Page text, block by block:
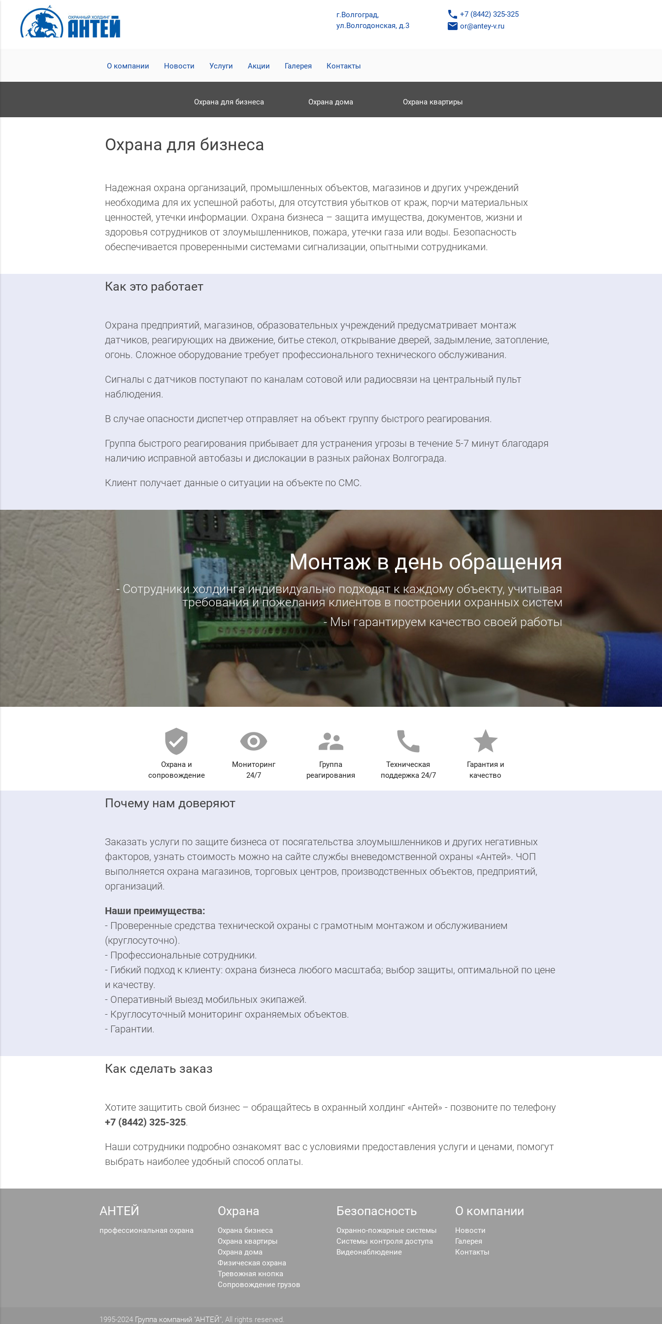
г.Волгоград,
ул.Волгодонская, д.3
phone +7 (8442) 325-325
email or@antey-v.ru
О компании Новости Услуги Акции Галерея Контакты
Охрана для бизнеса Охрана дома Охрана квартиры
Охрана для бизнеса
Надежная охрана организаций, промышленных объектов, магазинов и других учреждений
необходима для их успешной работы, для отсутствия убытков от краж, порчи материальных
ценностей, утечки информации. Охрана бизнеса – защита имущества, документов, жизни и
здоровья сотрудников от злоумышленников, пожара, утечки газа или воды. Безопасность
обеспечивается проверенными системами сигнализации, опытными сотрудниками.
Как это работает
Охрана предприятий, магазинов, образовательных учреждений предусматривает монтаж
датчиков, реагирующих на движение, битье стекол, открывание дверей, задымление, затопление,
огонь. Сложное оборудование требует профессионального технического обслуживания.
Сигналы с датчиков поступают по каналам сотовой или радиосвязи на центральный пульт
наблюдения.
В случае опасности диспетчер отправляет на объект группу быстрого реагирования.
Группа быстрого реагирования прибывает для устранения угрозы в течение 5-7 минут благодаря
наличию исправной автобазы и дислокации в разных районах Волгограда.
Клиент получает данные о ситуации на объекте по СМС.
Мгновенное реагирование на вызов
- В охранном холдинге «Антей» имеется 40 единиц автотранспорта.
- Группа быстрого реагирования прибудет на место в течении 7 минут
verified_user
Охрана и
сопровождение
visibility
Мониторинг
24/7
supervisor_account
Группа
реагирования
call
Техническая
поддержка 24/7
star
Гарантия и
качество
Почему нам доверяют
Заказать услуги по защите бизнеса от посягательства злоумышленников и других негативных
факторов, узнать стоимость можно на сайте службы вневедомственной охраны «Антей». ЧОП
выполняется охрана магазинов, торговых центров, производственных объектов, предприятий,
организаций.
Наши преимущества:
- Проверенные средства технической охраны с грамотным монтажом и обслуживанием
(круглосуточно).
- Профессиональные сотрудники.
- Гибкий подход к клиенту: охрана бизнеса любого масштаба; выбор защиты, оптимальной по цене
и качеству.
- Оперативный выезд мобильных экипажей.
- Круглосуточный мониторинг охраняемых объектов.
- Гарантии.
Как сделать заказ
Хотите защитить свой бизнес – обращайтесь в охранный холдинг «Антей» - позвонитe по телефону
+7 (8442) 325-325.
Наши сотрудники подробно ознакомят вас с условиями предоставления услуги и ценами, помогут
выбрать наиболее удобный способ оплаты.
АНТЕЙ
профессиональная охрана
Охрана
Охрана бизнеса
Охрана квартиры
Охрана дома
Физическая охрана
Тревожная кнопка
Сопровождение грузов
Безопасность
Охранно-пожарные системы
Системы контроля доступа
Видеонаблюдение
О компании
Новости
Галерея
Контакты
1995-2024 Группа компаний "АНТЕЙ", All rights reserved.